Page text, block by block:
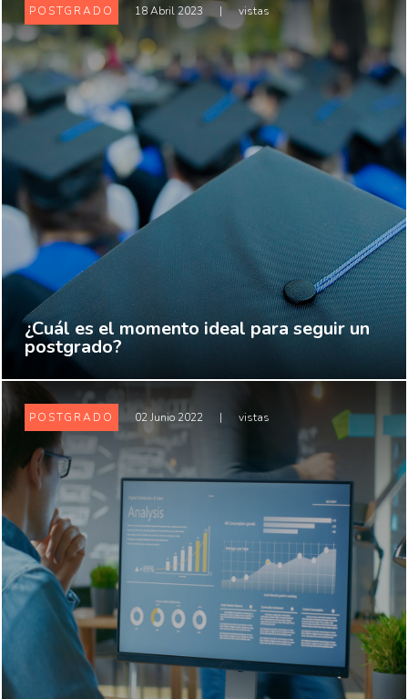
POSTGRADO 18 Abril 2023 | vistas
¿Cuál es el momento ideal para seguir un
postgrado?
POSTGRADO 02 Junio 2022 | vistas